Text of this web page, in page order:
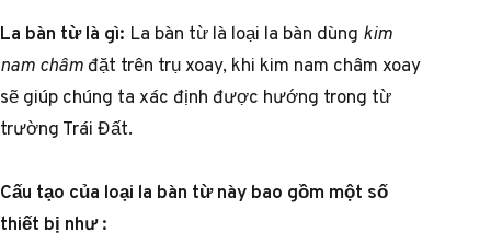
La bàn từ là gì: La bàn từ là loại la bàn dùng kim
nam châmđặt trên trụ xoay, khi kim nam châm xoay
sẽ giúp chúng ta xác định được hướng trong từ
trường Trái Đất.
Cấu tạo của loại la bàn từ này bao gồm một số
thiết bị như :